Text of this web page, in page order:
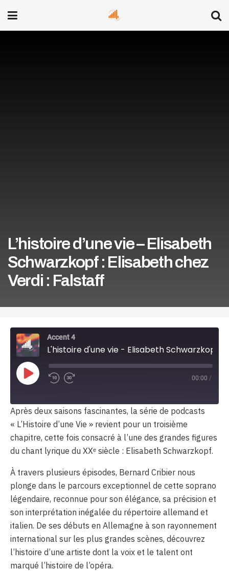
L’histoire d’une vie – Elisabeth
Schwarzkopf : Elisabeth chez
Verdi : Falstaff
Accent 4
Play
Episode
00:00 /
Après deux saisons fascinantes, la série de podcasts
« L’Histoire d’une Vie » revient pour un troisième
chapitre, cette fois consacré à l’une des grandes figures
du chant lyrique du XXᵉ siècle : Elisabeth Schwarzkopf.
À travers plusieurs épisodes, Bernard Cribier nous
plonge dans le parcours exceptionnel de cette soprano
légendaire, reconnue pour son élégance, sa précision et
son interprétation inégalée du répertoire allemand et
italien. De ses débuts en Allemagne à son rayonnement
international sur les plus grandes scènes, découvrez
l’histoire d’une artiste dont la voix et le talent ont
marqué l’histoire de l’opéra.